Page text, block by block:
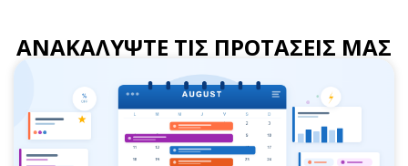
ΑΝΑΚΑΛΥΨΤΕ ΤΙΣ ΠΡΟΤΑΣΕΙΣ ΜΑΣ